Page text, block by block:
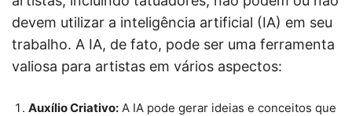
devem utilizar a inteligência artificial (IA) em seu
trabalho. A IA, de fato, pode ser uma ferramenta
valiosa para artistas em vários aspectos:
Auxílio Criativo: A IA pode gerar ideias e conceitos que